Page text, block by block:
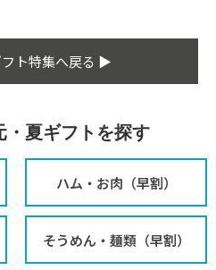
ト特集へ戻る ▶
・夏ギフトを探す
ハム・お肉（早割）
そうめん・麺類（早割）